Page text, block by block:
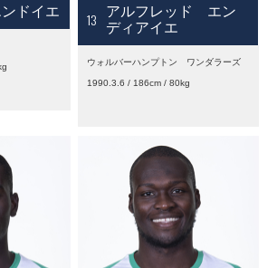
ドイエ 13
アルフレッド エン
ディアイエ
ウォルバーハンプトン ワンダラーズ
1990.3.6 / 186cm / 80kg